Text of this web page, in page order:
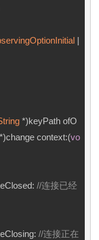
*)keyPath ofO
*)change context:(vo
//连接已经
//连接正在